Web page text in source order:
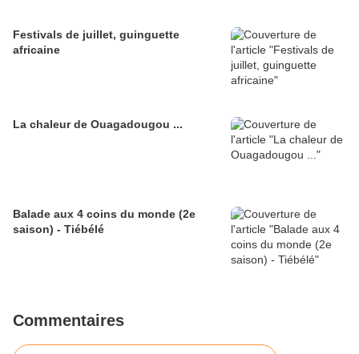
Festivals de juillet, guinguette
africaine
La chaleur de Ouagadougou ...
Balade aux 4 coins du monde (2e
saison) - Tiébélé
Commentaires